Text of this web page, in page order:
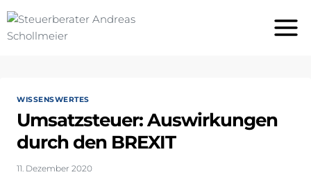
Inhalt
springen
WISSENSWERTES
Umsatzsteuer: Auswirkungen
durch den BREXIT
11. Dezember 2020